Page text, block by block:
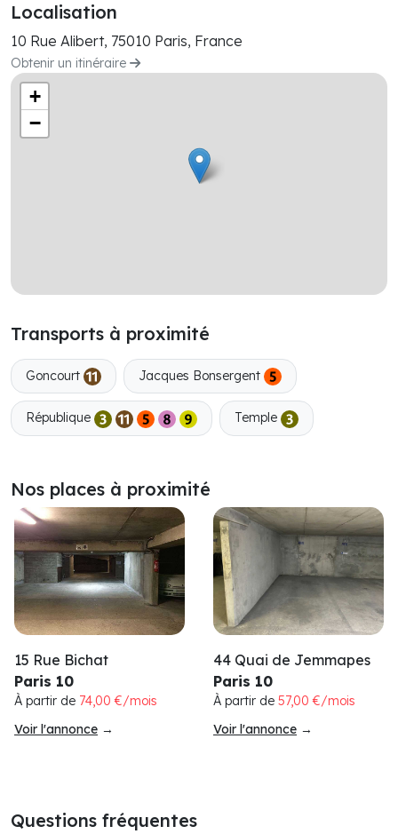
Localisation
10 Rue Alibert, 75010 Paris, France
Obtenir un itinéraire
+
−
Transports à proximité
Goncourt Jacques Bonsergent
République Temple
Nos places à proximité
15 Rue Bichat
Paris 10
À partir de 74,00 €/mois
Voir l'annonce →
44 Quai de Jemmapes
Paris 10
À partir de 57,00 €/mois
Voir l'annonce →
Questions fréquentes